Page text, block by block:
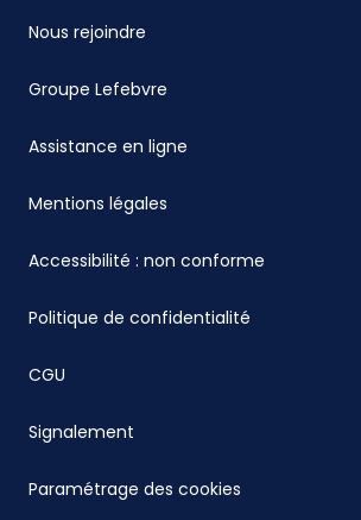
Nous rejoindre
Groupe Lefebvre
Assistance en ligne
Mentions légales
Accessibilité : non conforme
Politique de confidentialité
CGU
Signalement
Paramétrage des cookies